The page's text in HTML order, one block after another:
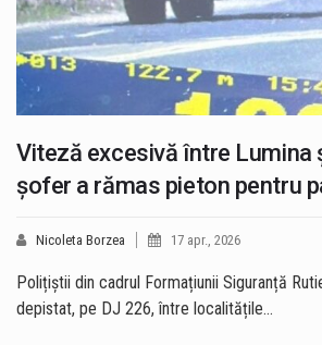
Viteză excesivă între Lumina
șofer a rămas pieton pentru
Nicoleta Borzea 17 apr., 2026
Polițiștii din cadrul Formațiunii Siguranță
depistat, pe DJ 226, între localitățile…